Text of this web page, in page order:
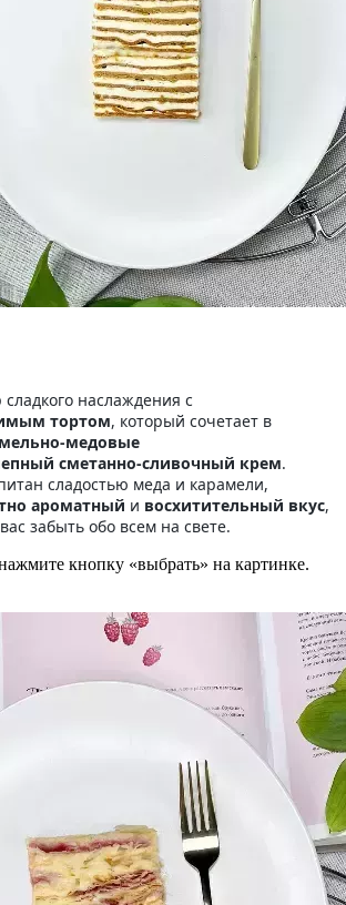
наслаждения с
тортом, который сочетает в
медовые
сметанно-сливочный крем.
сладостью меда и карамели,
ароматный и восхитительный вкус,
забыть обо всем на свете.
кнопку «выбрать» на картинке.